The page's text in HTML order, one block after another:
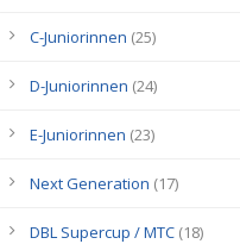
C-Juniorinnen (25)
D-Juniorinnen (24)
E-Juniorinnen (23)
Next Generation (17)
DBL Supercup / MTC (18)